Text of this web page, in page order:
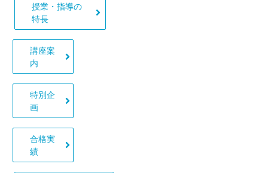
授業・指導の
特長
講座案
内
特別企
画
合格実
績